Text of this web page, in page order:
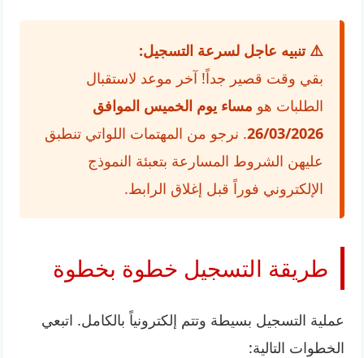
⚠️ تنبيه عاجل لسرعة التسجيل:
بقي وقت قصير جداً! آخر موعد لاستقبال
الطلبات هو مساء يوم الخميس الموافق
26/03/2026. نرجو من المهتمات اللواتي تنطبق
عليهن الشروط المسارعة بتعبئة النموذج
الإلكتروني فوراً قبل إغلاق الرابط.
طريقة التسجيل خطوة بخطوة
عملية التسجيل بسيطة وتتم إلكترونياً بالكامل. اتبعي
الخطوات التالية: